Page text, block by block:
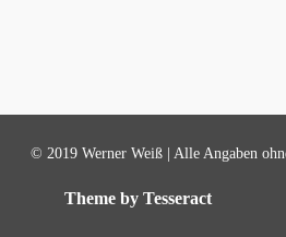
© 2019 Werner Weiß | Alle Angaben
Theme by Tesseract